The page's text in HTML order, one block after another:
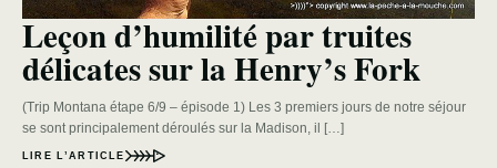
Leçon d’humilité par truites
délicates sur la Henry’s Fork
(Trip Montana étape 6/9 – épisode 1) Les 3 premiers jours de notre séjour
se sont principalement déroulés sur la Madison, il […]
LIRE L’ARTICLE